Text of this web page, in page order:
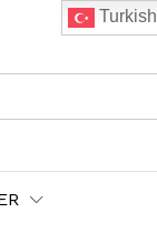
Turkish